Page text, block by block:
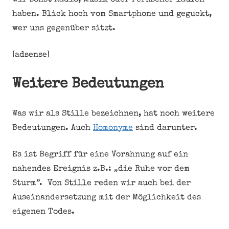
haben. Blick hoch vom Smartphone und geguckt,
wer uns gegenüber sitzt.
[adsense]
Weitere Bedeutungen
Was wir als Stille bezeichnen, hat noch weitere
Bedeutungen. Auch Homonyme sind darunter.
Es ist Begriff für eine Vorahnung auf ein
nahendes Ereignis z.B.: „die Ruhe vor dem
Sturm”. Von Stille reden wir auch bei der
Auseinandersetzung mit der Möglichkeit des
eigenen Todes.